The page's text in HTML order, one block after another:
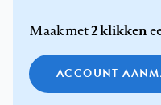
Maak met2 klikken
ACCOUNT